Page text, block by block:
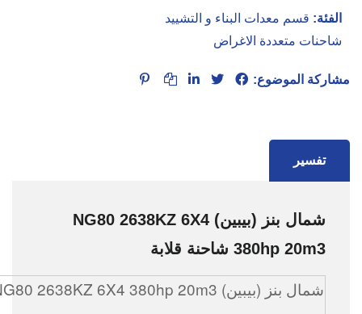
الفئة: قسم معدات البناء و التشييد
شاحنات متعددة الاغراض
مشاركة الموضوع:
تفسير
شمال بنز (بيبين) NG80 2638KZ 6X4
380hp 20m3 شاحنة قلابة
شمال بنز (بيبين) NG80 2638KZ 6X4 380hp 20m3 شاحنة قلابة